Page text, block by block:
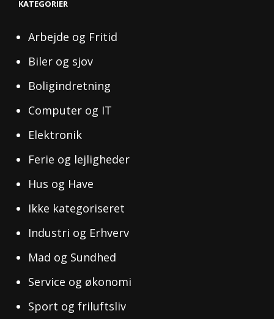
KATEGORIER
Arbejde og Fritid
Biler og sjov
Boligindretning
Computer og IT
Elektronik
Ferie og lejligheder
Hus og Have
Ikke kategoriseret
Industri og Erhverv
Mad og Sundhed
Service og økonomi
Sport og friluftsliv